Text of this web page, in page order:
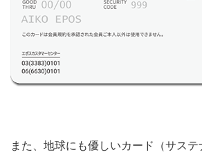
また、地球にも優しいカード（サス